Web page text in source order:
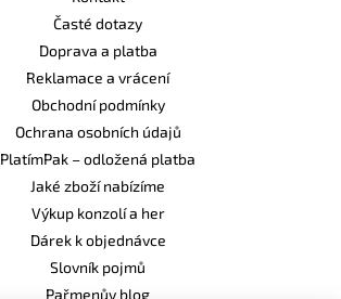
Časté dotazy
Doprava a platba
Reklamace a vrácení
Obchodní podmínky
Ochrana osobních údajů
PlatímPak – odložená platba
Jaké zboží nabízíme
Výkup konzolí a her
Dárek k objednávce
Slovník pojmů
Pařmenův blog